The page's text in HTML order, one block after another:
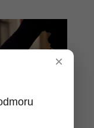
×